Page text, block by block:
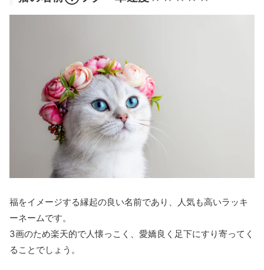
福をイメージする縁起の良い名前であり、人気も高いラッキ
ーネームです。
3画のため楽天的で人懐っこく、愛嬌良く足下にすり寄ってく
ることでしょう。